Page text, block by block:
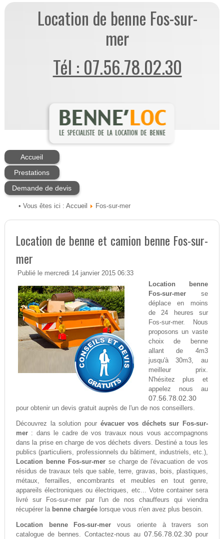
Location de benne Fos-sur-
mer
Tél : 07.56.78.02.30
Accueil
Prestations
Demande de devis
• Vous êtes ici : Accueil Fos-sur-mer
Location de benne et camion benne Fos-sur-
mer
Publié le mercredi 14 janvier 2015 06:33
Location benne
Fos-sur-merse
déplace en moins
de 24 heures sur
Fos-sur-mer. Nous
proposons un vaste
choix de benne
allant de 4m3
jusqu'à 30m3, au
meilleur prix.
N'hésitez plus et
appelez nous au
07.56.78.02.30
pour obtenir un devis gratuit auprès de l'un de nos conseillers.
Découvrez la solution pour évacuer vos déchets sur Fos-sur-
mer: dans le cadre de vos travaux nous vous accompagnons
dans la prise en charge de vos déchets divers. Destiné a tous les
publics (particuliers, professionnels du bâtiment, industriels, etc.),
Location benne Fos-sur-merse charge de l'évacuation de vos
résidus de travaux tels que sable, terre, gravas, bois, plastiques,
métaux, ferrailles, encombrants et meubles en tout genre,
appareils électroniques ou électriques, etc... Votre container sera
livré sur Fos-sur-mer par l'un de nos chauffeurs qui viendra
récupérer la benne chargéelorsque vous n'en avez plus besoin.
Location benne Fos-sur-mer vous oriente à travers son
catalogue de bennes. Contactez-nous au07.56.78.02.30 pour